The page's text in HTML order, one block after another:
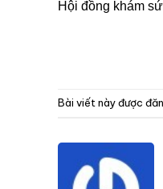
Hội đồng khám
Bài viết này được